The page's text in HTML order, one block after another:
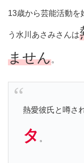
13歳から芸能活動を
う水川あさみさんは
ません。
熱愛彼氏と噂さ
タ 。